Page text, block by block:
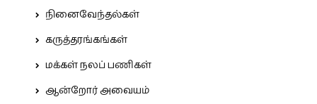
நினைவேந்தல்கள்
கருத்தரங்கங்கள்
மக்கள் நலப் பணிகள்
ஆன்றோர் அவையம்